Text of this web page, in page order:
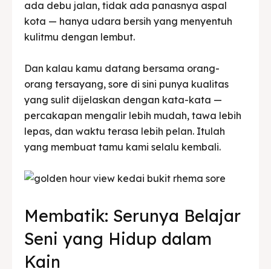
ada debu jalan, tidak ada panasnya aspal
kota — hanya udara bersih yang menyentuh
kulitmu dengan lembut.
Dan kalau kamu datang bersama orang-
orang tersayang, sore di sini punya kualitas
yang sulit dijelaskan dengan kata-kata —
percakapan mengalir lebih mudah, tawa lebih
lepas, dan waktu terasa lebih pelan. Itulah
yang membuat tamu kami selalu kembali.
Membatik: Serunya Belajar
Seni yang Hidup dalam
Kain